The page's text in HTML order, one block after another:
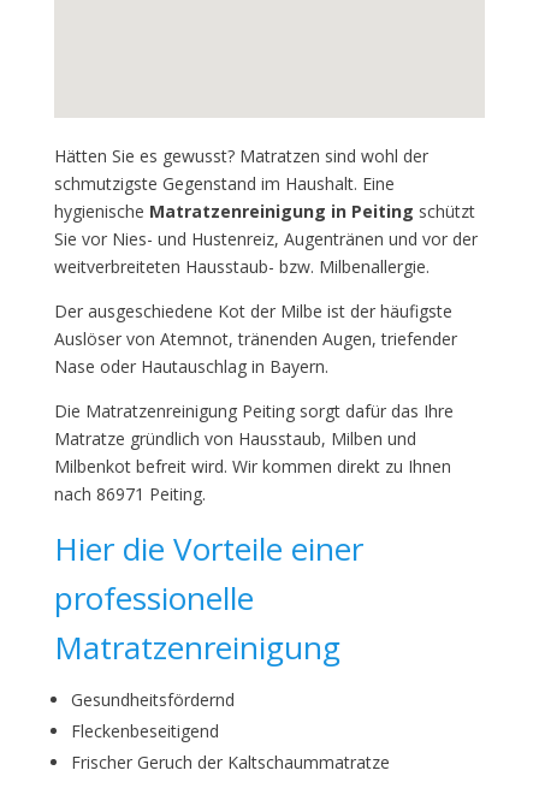
Hätten Sie es gewusst? Matratzen sind wohl der
schmutzigste Gegenstand im Haushalt. Eine
hygienische Matratzenreinigung in Peiting schützt
Sie vor Nies- und Hustenreiz, Augentränen und vor der
weitverbreiteten Hausstaub- bzw. Milbenallergie.
Der ausgeschiedene Kot der Milbe ist der häufigste
Auslöser von Atemnot, tränenden Augen, triefender
Nase oder Hautauschlag in Bayern.
Die Matratzenreinigung Peiting sorgt dafür das Ihre
Matratze gründlich von Hausstaub, Milben und
Milbenkot befreit wird. Wir kommen direkt zu Ihnen
nach 86971 Peiting.
Hier die Vorteile einer
professionelle
Matratzenreinigung
Gesundheitsfördernd
Fleckenbeseitigend
Frischer Geruch der Kaltschaummatratze